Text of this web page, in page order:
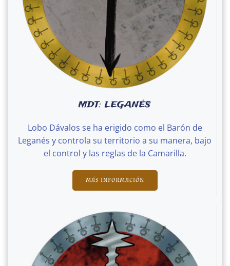
MDT: LEGANÉS
Lobo Dávalos se ha erigido como el Barón de
Leganés y controla su territorio a su manera, bajo
el control y las reglas de la Camarilla.
MÁS INFORMACIÓN